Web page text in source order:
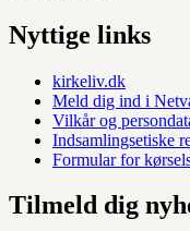
Nyttige links
kirkeliv.dk
Meld dig ind i
Vilkår og
Indsamlingsetiske
Formular for
Tilmeld dig